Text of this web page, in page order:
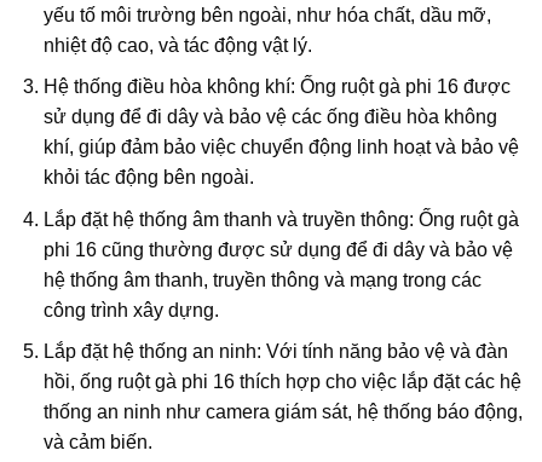
yếu tố môi trường bên ngoài, như hóa chất, dầu mỡ,
nhiệt độ cao, và tác động vật lý.
Hệ thống điều hòa không khí: Ống ruột gà phi 16 được
sử dụng để đi dây và bảo vệ các ống điều hòa không
khí, giúp đảm bảo việc chuyển động linh hoạt và bảo vệ
khỏi tác động bên ngoài.
Lắp đặt hệ thống âm thanh và truyền thông: Ống ruột gà
phi 16 cũng thường được sử dụng để đi dây và bảo vệ
hệ thống âm thanh, truyền thông và mạng trong các
công trình xây dựng.
Lắp đặt hệ thống an ninh: Với tính năng bảo vệ và đàn
hồi, ống ruột gà phi 16 thích hợp cho việc lắp đặt các hệ
thống an ninh như camera giám sát, hệ thống báo động,
và cảm biến.